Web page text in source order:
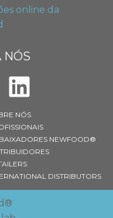
NÓS
NÓS
NEWFOOD®
DISTRIBUTORS